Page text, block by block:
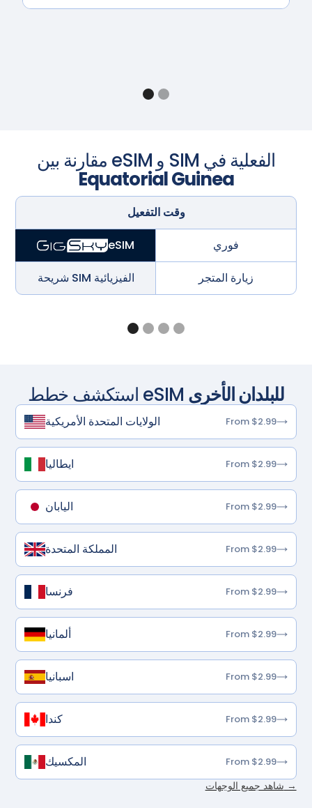
مقارنة بين eSIM و SIM الفعلية في
Equatorial Guinea
وقت التفعيل
eSIM فوري
شريحة SIM الفيزيائية زيارة المتجر
استكشف خطط eSIM للبلدان الأخرى
الولايات المتحدة الأمريكية From $2.99
ايطاليا From $2.99
اليابان From $2.99
المملكة المتحدة From $2.99
فرنسا From $2.99
ألمانيا From $2.99
اسبانيا From $2.99
كندا From $2.99
المكسيك From $2.99
شاهد جميع الوجهات →